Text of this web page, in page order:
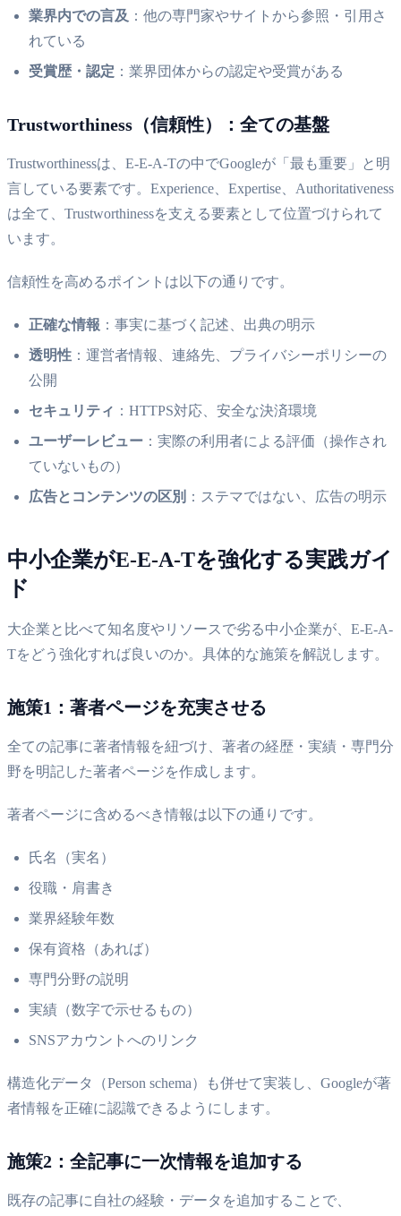
業界内での言及 ：他の専門家やサイトから参照・引用さ
れている
受賞歴・認定 ：業界団体からの認定や受賞がある
Trustworthiness（信頼性）：全ての基盤
Trustworthinessは、E-E-A-Tの中でGoogleが「最も重要」と明
言している要素です。Experience、Expertise、Authoritativeness
は全て、Trustworthinessを支える要素として位置づけられて
います。
信頼性を高めるポイントは以下の通りです。
正確な情報 ：事実に基づく記述、出典の明示
透明性 ：運営者情報、連絡先、プライバシーポリシーの
公開
セキュリティ ：HTTPS対応、安全な決済環境
ユーザーレビュー ：実際の利用者による評価（操作され
ていないもの）
広告とコンテンツの区別 ：ステマではない、広告の明示
中小企業がE-E-A-Tを強化する実践ガイ
ド
大企業と比べて知名度やリソースで劣る中小企業が、E-E-A-
Tをどう強化すれば良いのか。具体的な施策を解説します。
施策1：著者ページを充実させる
全ての記事に著者情報を紐づけ、著者の経歴・実績・専門分
野を明記した著者ページを作成します。
著者ページに含めるべき情報は以下の通りです。
氏名（実名）
役職・肩書き
業界経験年数
保有資格（あれば）
専門分野の説明
実績（数字で示せるもの）
SNSアカウントへのリンク
構造化データ（Person schema）も併せて実装し、Googleが著
者情報を正確に認識できるようにします。
施策2：全記事に一次情報を追加する
既存の記事に自社の経験・データを追加することで、